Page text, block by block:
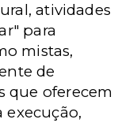
atividades
para
mistas,
de
que oferecem
execução,